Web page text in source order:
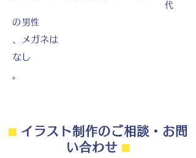
代
の 男性
、メガネは
なし
。
⬛︎イラスト制作のご相談・お問
い合わせ ⬛︎